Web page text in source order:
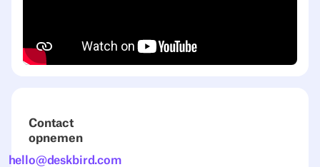
Contact
opnemen
hello@deskbird.com